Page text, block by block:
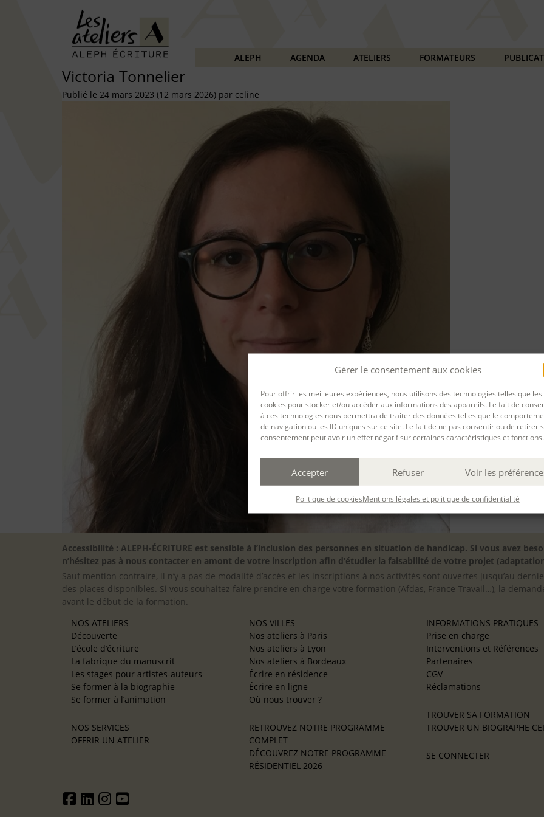
Gérer le consentement aux cookies
Pour offrir les meilleures expériences, nous utilisons des technologies telles que les
cookies pour stocker et/ou accéder aux informations des appareils. Le fait de
à ces technologies nous permettra de traiter des données telles que le
de navigation ou les ID uniques sur ce site. Le fait de ne pas consentir ou de retirer
consentement peut avoir un effet négatif sur certaines caractéristiques et fonctions.
Accepter Refuser Voir les
Politique de cookiesMentions légales et politique de confidentialité
ALEPH AGENDA ATELIERS FORMATEURS
Victoria Tonnelier
Publié le 24 mars 2023 (12 mars 2026) par celine
Accessibilité : ALEPH-ÉCRITURE est sensible à l’inclusion des personnes en situation de handicap. Si vous avez
n’hésitez pas à nous contacter en amont de votre inscription afin d’étudier la faisabilité de votre projet
Sauf mention contraire, il n’y a pas de modalité d’accès et les inscriptions à nos activités sont ouvertes jusqu’au
des places disponibles. Si vous souhaitez faire prendre en charge votre formation (Afdas, France Travail…), la
avant le début de la formation.
NOS ATELIERS
Découverte
L’école d’écriture
La fabrique du manuscrit
Les stages pour artistes-auteurs
Se former à la biographie
Se former à l’animation
NOS SERVICES
OFFRIR UN ATELIER
NOS VILLES
Nos ateliers à Paris
Nos ateliers à Lyon
Nos ateliers à Bordeaux
Écrire en résidence
Écrire en ligne
Où nous trouver ?
RETROUVEZ NOTRE PROGRAMME
COMPLET
DÉCOUVREZ NOTRE PROGRAMME
RÉSIDENTIEL 2026
INFORMATIONS PRATIQUES
Prise en charge
Interventions et Références
Partenaires
CGV
Réclamations
TROUVER SA FORMATION
TROUVER UN BIOGRAPHE
SE CONNECTER